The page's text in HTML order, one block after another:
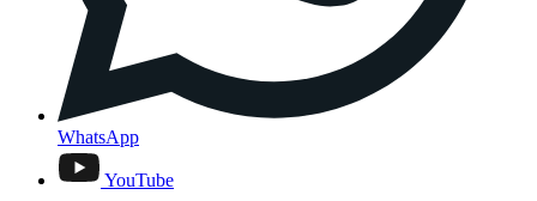
WhatsApp
YouTube